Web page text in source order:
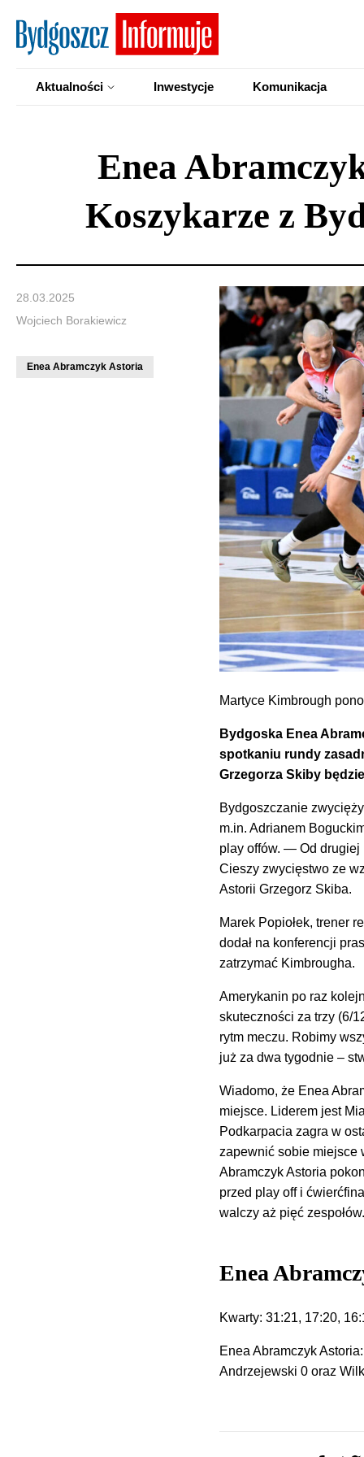
Aktualności Inwestycje Komunikacja
Enea
Koszykarze z
28.03.2025
Wojciech Borakiewicz
Enea Abramczyk Astoria
Martyce Kimbrough
Bydgoska Enea
spotkaniu rundy
Grzegorza Skiby
Bydgoszczanie
m.in. Adrianem
play offów. — Od drugiej
Cieszy zwycięstwo ze
Astorii Grzegorz Skiba.
Marek Popiołek, trener
dodał na konferencji
zatrzymać Kimbrougha.
Amerykanin po raz
skuteczności za trzy (6/
rytm meczu. Robimy
już za dwa tygodnie –
Wiadomo, że Enea
miejsce. Liderem jest
Podkarpacia zagra w
zapewnić sobie miejsce
Abramczyk Astoria
przed play off i
walczy aż pięć zespołów.
Enea
Kwarty: 31:21, 17:20,
Enea Abramczyk
Andrzejewski 0 oraz